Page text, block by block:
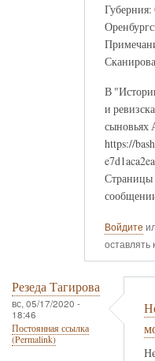
Губерния:
В
и
сыновьях
https://
Страницы
Войдите
оставлять
Резеда Тагирова
вс, 05/17/2020 -
18:46
Постоянная ссылка
(Permalink)